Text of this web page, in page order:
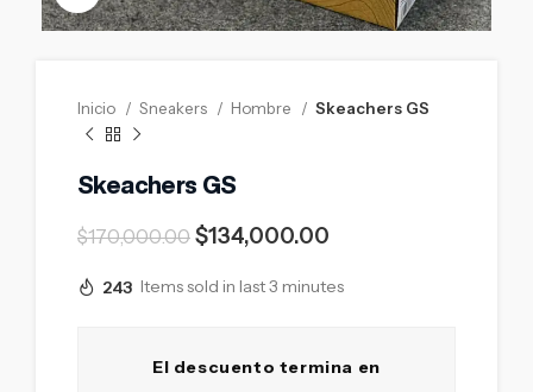
Inicio Sneakers Hombre Skeachers GS
Skeachers GS
$170,000.00 $134,000.00
243 Items sold in last 3 minutes
El descuento termina en